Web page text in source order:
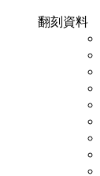
翻刻資料